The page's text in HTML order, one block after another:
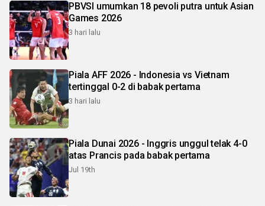
PBVSI umumkan 18 pevoli putra untuk Asian
Games 2026
3 hari lalu
Piala AFF 2026 - Indonesia vs Vietnam
tertinggal 0-2 di babak pertama
3 hari lalu
Piala Dunai 2026 - Inggris unggul telak 4-0
atas Prancis pada babak pertama
Jul 19th